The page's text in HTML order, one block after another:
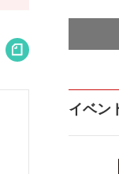
イベン